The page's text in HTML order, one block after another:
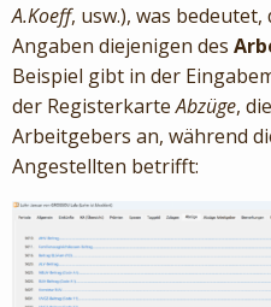
A.Koeff, usw.), was
Angaben diejenigen des
Beispiel gibt in der
der RegisterkarteAbzüge,
Arbeitgebers an, während
Angestellten betrifft: